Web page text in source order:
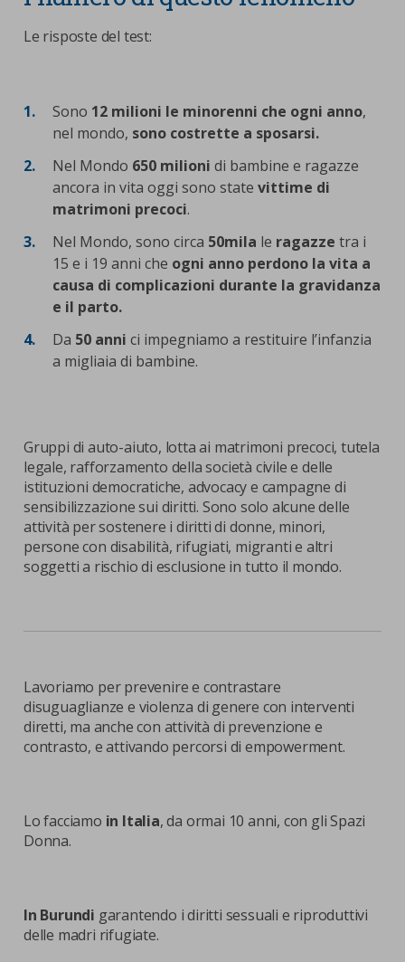
PARTECIPA
Ufficio Stampa
Aziende e Fondazioni
Trasparenza
Lavora con noi
nostra cookies policy.
Cookie di Analisi
Cookie di marketing
Cookie di terze parti
Le risposte del test:
Sono 12 milioni le minorenni che ogni anno,
nel mondo, sono costrette a sposarsi.
Nel Mondo 650 milioni di bambine e ragazze
ancora in vita oggi sono state vittime di
matrimoni precoci.
Nel Mondo, sono circa 50mila le ragazze tra i
15 e i 19 anni che ogni anno perdono la vita a
causa di complicazioni durante la gravidanza
e il parto.
Da 50 anni ci impegniamo a restituire l’infanzia
a migliaia di bambine.
Gruppi di auto-aiuto, lotta ai matrimoni precoci, tutela
legale, rafforzamento della società civile e delle
istituzioni democratiche, advocacy e campagne di
sensibilizzazione sui diritti. Sono solo alcune delle
attività per sostenere i diritti di donne, minori,
persone con disabilità, rifugiati, migranti e altri
soggetti a rischio di esclusione in tutto il mondo.
Lavoriamo per prevenire e contrastare
disuguaglianze e violenza di genere con interventi
diretti, ma anche con attività di prevenzione e
contrasto, e attivando percorsi di empowerment.
Lo facciamo in Italia, da ormai 10 anni, con gli Spazi
Donna.
In Burundi garantendo i diritti sessuali e riproduttivi
delle madri rifugiate.